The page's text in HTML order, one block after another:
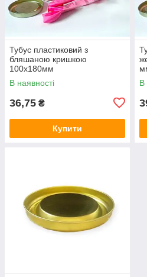
Тубус пластиковий з
бляшаною кришкою
100х180мм
В наявності
36,75 ₴
Купити
В